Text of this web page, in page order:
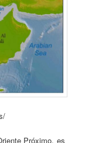
Próximo, es